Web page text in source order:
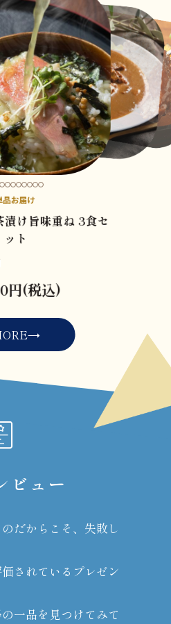
け旨味重ね 3食セ
ット
円(税込)
ビュー
だからこそ、失敗し
されているプレゼン
一品を見つけてみて